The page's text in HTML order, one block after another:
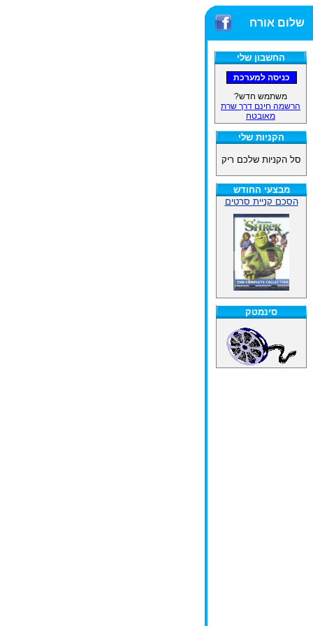
שלום אורח
החשבון שלי
משתמש חדש?
הרשמה חינם דרך שרת
מאובטח
הקניות שלי
סל הקניות שלכם ריק
מבצעי החודש
הסכם קניית סרטים
סינמטק